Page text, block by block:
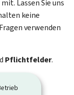
Lassen Sie uns
keine
verwenden
Pflichtfelder.